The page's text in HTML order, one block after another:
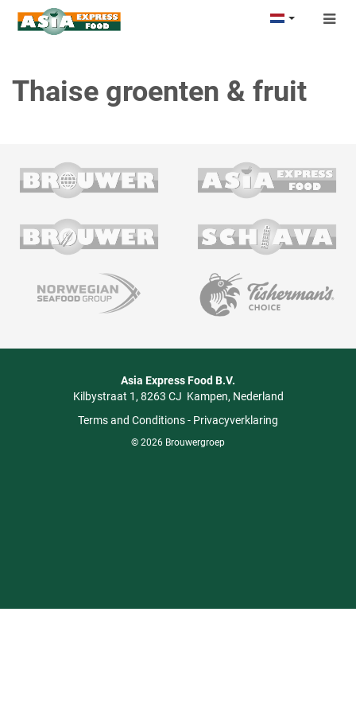
Thaise groenten & fruit
Asia Express Food B.V.
Kilbystraat 1 8263 CJ Kampen Nederland
Terms and Conditions- Privacyverklaring
© 2026 Brouwergroep